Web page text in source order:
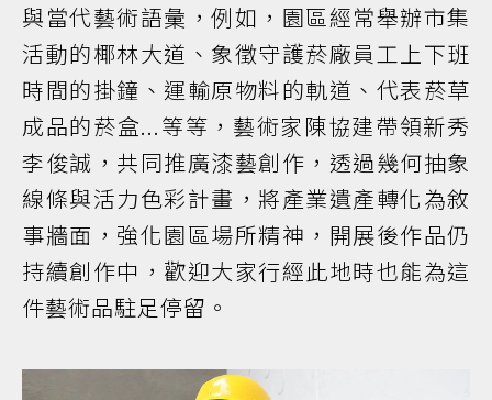
與當代藝術語彙，例如，園區經常舉辦市集
活動的椰林大道、象徵守護菸廠員工上下班
時間的掛鐘、運輸原物料的軌道、代表菸草
成品的菸盒...等等，藝術家陳協建帶領新秀
李俊誠，共同推廣漆藝創作，透過幾何抽象
線條與活力色彩計畫，將產業遺產轉化為敘
事牆面，強化園區場所精神，開展後作品仍
持續創作中，歡迎大家行經此地時也能為這
件藝術品駐足停留。